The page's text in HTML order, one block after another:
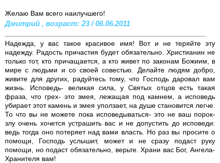
Желаю Вам всего наилучшего!
Дмитрий , возраст: 23 / 06.06.2011
Надежда, у вас такое красивое имя! Вот и не теряйте эту
надежду. Радость причастия будет обязательно. Христианин не
только тот, кто причащается, а кто живет по законам Божиим, в
мире с людьми и со своей совестью. Делайте людям добро,
живите для других, радуйтесь тому, что Господь даровал вам
жизнь. Исповедь- великая сила, у Святых отцов есть такая
фраза, что грех- это змея, лежащая под камнем, а исповедь
убирает этот камень и змея уползает, на душе становится легче.
То что вы не можете пока исповедываться- это не ваш порок-
злу очень хочется устрашить вас и не допустить до исповеди:
ведь тогда оно потеряет над вами власть. Но раз вы просите о
помощи, Господь услышит, может и не сразу подаст руку
помощи, но подаст обязательно, верьте. Храни вас Бог, Ангела-
Хранителя вам!